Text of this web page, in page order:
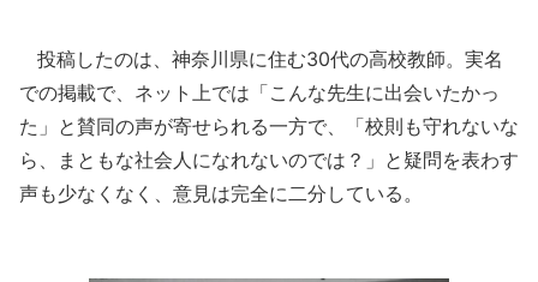
投稿したのは、神奈川県に住む30代の高校教師。実名
での掲載で、ネット上では「こんな先生に出会いたかっ
た」と賛同の声が寄せられる一方で、「校則も守れないな
ら、まともな社会人になれないのでは？」と疑問を表わす
声も少なくなく、意見は完全に二分している。